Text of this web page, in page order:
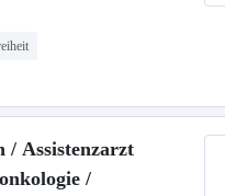
/ Assistenzarzt
/